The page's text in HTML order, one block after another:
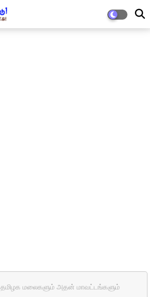
தமிழக மலைகளும் அதன் மாவட்டங்களும்